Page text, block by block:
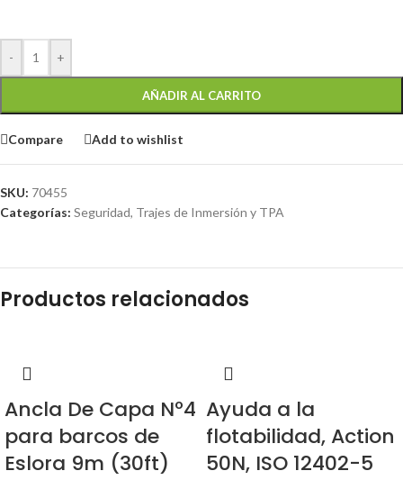
- +
AÑADIR AL CARRITO
Compare Add to wishlist
SKU: 70455
Categorías: Seguridad, Trajes de Inmersión y TPA
Productos relacionados
Ancla De Capa Nº4
para barcos de
Eslora 9m (30ft)
Ayuda a la
flotabilidad, Action
50N, ISO 12402-5